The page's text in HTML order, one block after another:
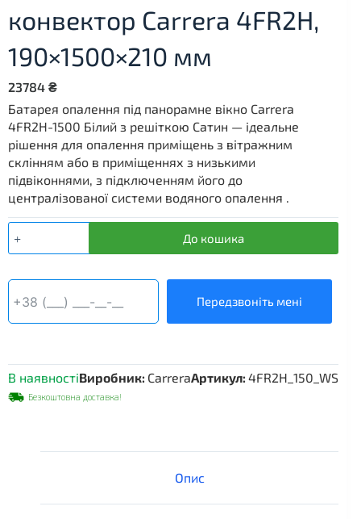
конвектор Carrera 4FR2H,
190×1500×210 мм
23784 ₴
Батарея опалення під панорамне вікно Carrera
4FR2H-1500 Білий з решіткою Сатин — ідеальне
рішення для опалення приміщень з вітражним
склінням або в приміщеннях з низькими
підвіконнями, з підключенням його до
централізованої системи водяного опалення .
Водяний
підлоговий
Carrera
4FR2H,
190×1500×210
До кошика
Передзвоніть мені
В наявностіВиробник: CarreraАртикул: 4FR2H_150_WS
Безкоштовна доставка!
Опис